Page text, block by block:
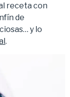
receta con
de
y lo
.